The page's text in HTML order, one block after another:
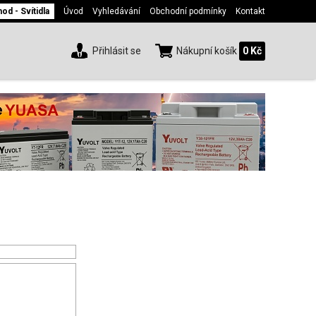
- Svítidla Úvod Vyhledávání Obchodní podmínky Kontakt
Přihlásit se Nákupní košík 0 Kč